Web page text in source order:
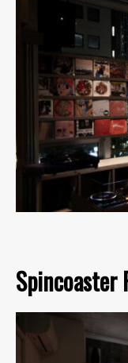
Spincoaster